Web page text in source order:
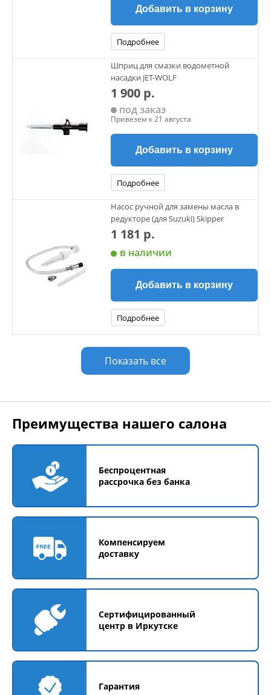
Добавить в корзину
Подробнее
Шприц для смазки водометной
насадки JET-WOLF
1 900 р.
под заказ
Привезем к 21 августа
Добавить в корзину
Подробнее
Насос ручной для замены масла в
редукторе (для Suzuki) Skipper
1 181 р.
в наличии
Добавить в корзину
Подробнее
Показать все
Преимущества нашего салона
Беспроцентная
рассрочка без банка
Компенсируем
доставку
Сертифицированный
центр в Иркутске
Гарантия